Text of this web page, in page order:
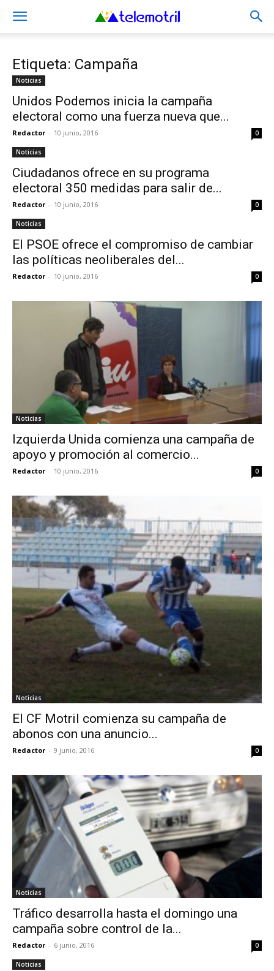
Etiqueta: Campaña
Noticias
Unidos Podemos inicia la campaña
electoral como una fuerza nueva que...
Redactor - 10 junio, 2016 0
Noticias
Ciudadanos ofrece en su programa
electoral 350 medidas para salir de...
Redactor - 10 junio, 2016 0
Noticias
El PSOE ofrece el compromiso de cambiar
las políticas neoliberales del...
Redactor - 10 junio, 2016 0
Noticias
Izquierda Unida comienza una campaña de
apoyo y promoción al comercio...
Redactor - 10 junio, 2016 0
Noticias
El CF Motril comienza su campaña de
abonos con una anuncio...
Redactor - 9 junio, 2016 0
Noticias
Tráfico desarrolla hasta el domingo una
campaña sobre control de la...
Redactor - 6 junio, 2016 0
Noticias